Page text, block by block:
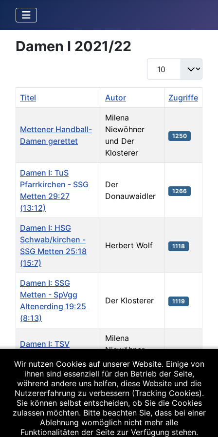
Damen I 2021/22
Anzeige #
Titel Autor Zugriffe
Mettener Handball-
Damen gerettet
Milena
Niewöhner
und Der
Klosterer
1250
Damen I: TuS
Pfarrkirchen - SSG
Metten 29:27
(13:12)
Der
Donauwaidler
1266
Damen I: HSG
Schwab/kirchen -
SSG Metten 25:18
(15:7)
Herbert Wolf 1118
Damen I: SSG
Metten - SpVgg
Altenerding 19:25
(8:13)
Der Klosterer 1119
Damen I: TSV
Metten 15:18 (6:3)
Milena
Niewöhner
und Peter
Dermühl
Damen I: SSG
Metten - HG
Ingolstadt II 29:16
(14:8)
Milena
Niewöhner
und Martin
Blüml
1349
Wir nutzen Cookies auf unserer Website. Einige von
ihnen sind essenziell für den Betrieb der Seite,
während andere uns helfen, diese Website und die
Nutzererfahrung zu verbessern (Tracking Cookies).
Sie können selbst entscheiden, ob Sie die Cookies
zulassen möchten. Bitte beachten Sie, dass bei einer
Ablehnung womöglich nicht mehr alle
Funktionalitäten der Seite zur Verfügung stehen.